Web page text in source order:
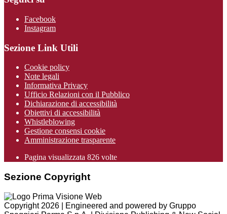
Facebook
Instagram
Sezione Link Utili
Cookie policy
Note legali
Informativa Privacy
Ufficio Relazioni con il Pubblico
Dichiarazione di accessibilità
Obiettivi di accessibilità
Whistleblowing
Gestione consensi cookie
Amministrazione trasparente
Pagina visualizzata 826 volte
Sezione Copyright
Copyright 2026 | Engineered and powered by Gruppo